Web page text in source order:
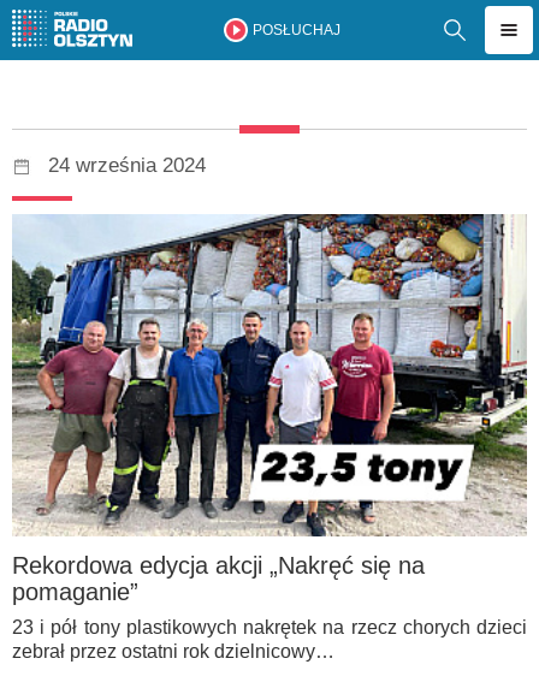
POSŁUCHAJ
24 września 2024
Rekordowa edycja akcji „Nakręć się na
pomaganie”
23 i pół tony plastikowych nakrętek na rzecz chorych dzieci
zebrał przez ostatni rok dzielnicowy…